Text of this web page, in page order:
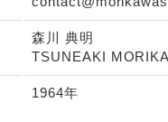
森川 典明
TSUNEAKI
1964年